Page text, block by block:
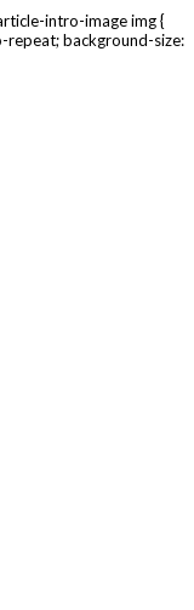
intro-image img {
background-size: